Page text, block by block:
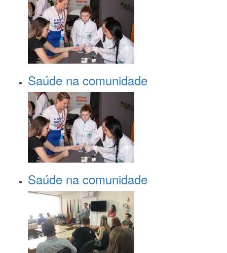
Saúde na comunidade
Saúde na comunidade